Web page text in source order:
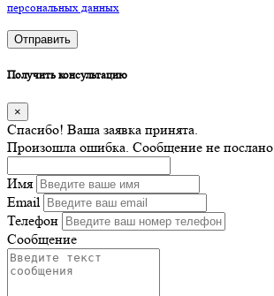
персональных данных
Отправить
Получить консультацию
×
Спасибо! Ваша заявка принята.
Произошла ошибка. Сообщение не послано.
Имя
Email
Телефон
Сообщение